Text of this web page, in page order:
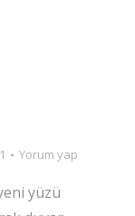
Yorum yap
yüzü